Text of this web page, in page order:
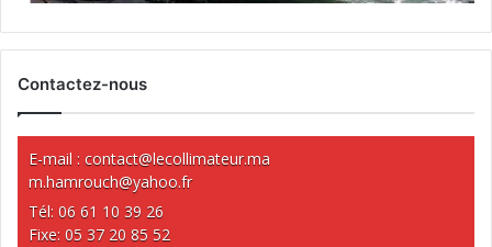
Contactez-nous
E-mail : contact@lecollimateur.ma
m.hamrouch@yahoo.fr
Tél: 06 61 10 39 26
Fixe: 05 37 20 85 52